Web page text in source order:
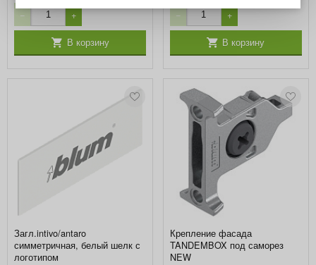
− +
В корзину
− +
В корзину
Загл.intivo/antaro
симметричная, белый шелк с
логотипом
Крепление фасада
TANDEMBOX под саморез
NEW